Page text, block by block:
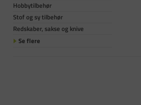
Hobbytilbehør
Stof og sy tilbehør
Redskaber, sakse og knive
Se flere